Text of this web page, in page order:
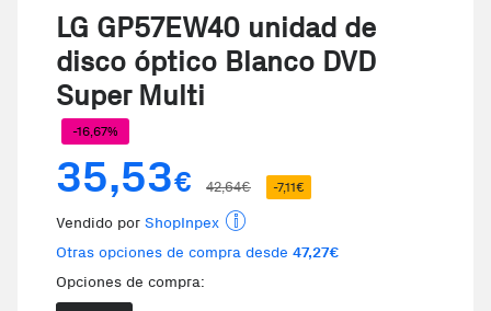
LG GP57EW40 unidad de
disco óptico Blanco DVD
Super Multi
-16,67%
35,53€ 42,64€ -7,11€
Vendido por ShopInpex
Otras opciones de compra desde 47,27€
Opciones de compra: